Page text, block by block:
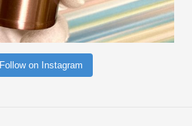
Follow on Instagram